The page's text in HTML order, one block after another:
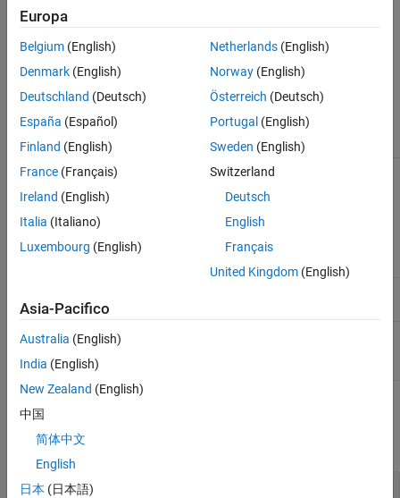
per eseguire varie analisi, ad esempio l'analisi dell'allocazione
basata sulle risorse. Utilizzare gli stereotipi sulle allocazioni per
estendere il linguaggio di modellazione e acquisire metadati sulla
relazione tra gli elementi del modello per mappare da un ambiente
all'altro.
Classi
systemcomposer.allocation.Allocation
systemcomposer.allocation.AllocationSet
Funzioni
espandi tutto
Insiemi di allocazioni
Europa
Belgium (English)
Denmark (English)
Deutschland (Deutsch)
España (Español)
Finland (English)
France (Français)
Ireland (English)
Italia (Italiano)
Luxembourg (English)
Netherlands(English)
Norway(English)
Österreich (Deutsch)
Portugal (English)
Sweden (English)
Switzerland
Deutsch
English
Français
United Kingdom(English)
Asia-Pacifico
Australia (English)
India (English)
New Zealand (English)
中国
简体中文
English
日本 (日本語)